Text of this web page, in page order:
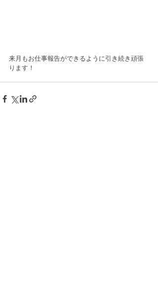
来月もお仕事報告ができるように引き続き頑張
ります！